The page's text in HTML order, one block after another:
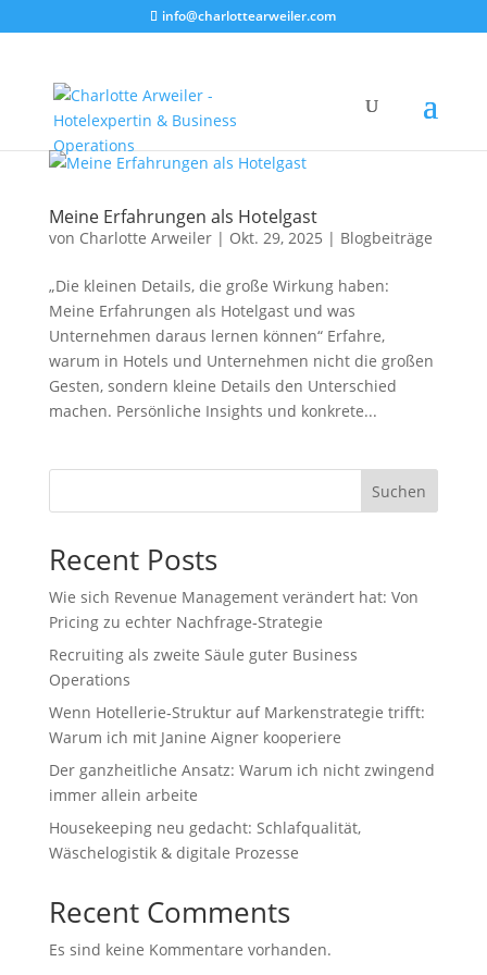
info@charlottearweiler.com
Meine Erfahrungen als Hotelgast
von Charlotte Arweiler| Okt. 29, 2025 | Blogbeiträge
„Die kleinen Details, die große Wirkung haben:
Meine Erfahrungen als Hotelgast und was
Unternehmen daraus lernen können“ Erfahre,
warum in Hotels und Unternehmen nicht die großen
Gesten, sondern kleine Details den Unterschied
machen. Persönliche Insights und konkrete...
Suchen
Recent Posts
Wie sich Revenue Management verändert hat: Von
Pricing zu echter Nachfrage‑Strategie
Recruiting als zweite Säule guter Business
Operations
Wenn Hotellerie‑Struktur auf Markenstrategie trifft:
Warum ich mit Janine Aigner kooperiere
Der ganzheitliche Ansatz: Warum ich nicht zwingend
immer allein arbeite
Housekeeping neu gedacht: Schlafqualität,
Wäschelogistik & digitale Prozesse
Recent Comments
Es sind keine Kommentare vorhanden.